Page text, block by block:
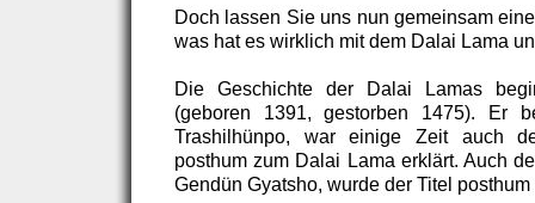
Doch lassen Sie uns nun gemeinsam
was hat es wirklich mit dem Dalai Lama
Die Geschichte der Dalai Lamas
(geboren 1391, gestorben 1475). Er
Trashilhünpo, war einige Zeit auch
posthum zum Dalai Lama erklärt. Auch
Gendün Gyatsho, wurde der Titel